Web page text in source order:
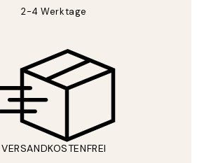
2-4 Werktage
VERSANDKOSTENFREI